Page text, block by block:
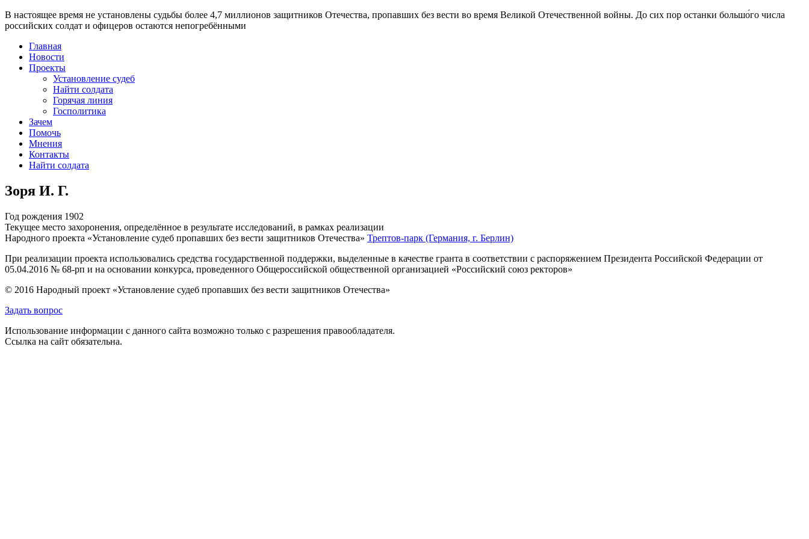
В настоящее время не установлены судьбы более 4,7 миллионов защитников Отечества, пропавших без вести во время Великой Отечественной войны. До сих пор останки большо́го числа
российских солдат и офицеров остаются непогребёнными
Главная
Новости
Проекты
Установление судеб
Найти солдата
Горячая линия
Госполитика
Зачем
Помочь
Мнения
Контакты
Найти солдата
Зоря И. Г.
Год рождения 1902
Текущее место захоронения, определённое в результате исследований, в рамках реализации
Народного проекта «Установление судеб пропавших без вести защитников Отечества» Трептов-парк (Германия, г. Берлин)
При реализации проекта использовались средства государственной поддержки, выделенные в качестве гранта в соответствии с распоряжением Президента Российской Федерации от
05.04.2016 № 68-рп и на основании конкурса, проведенного Общероссийской общественной организацией «Российский союз ректоров»
© 2016 Народный проект «Установление судеб пропавших без вести защитников Отечества»
Задать вопрос
Использование информации с данного сайта возможно только с разрешения правообладателя.
Ссылка на сайт обязательна.